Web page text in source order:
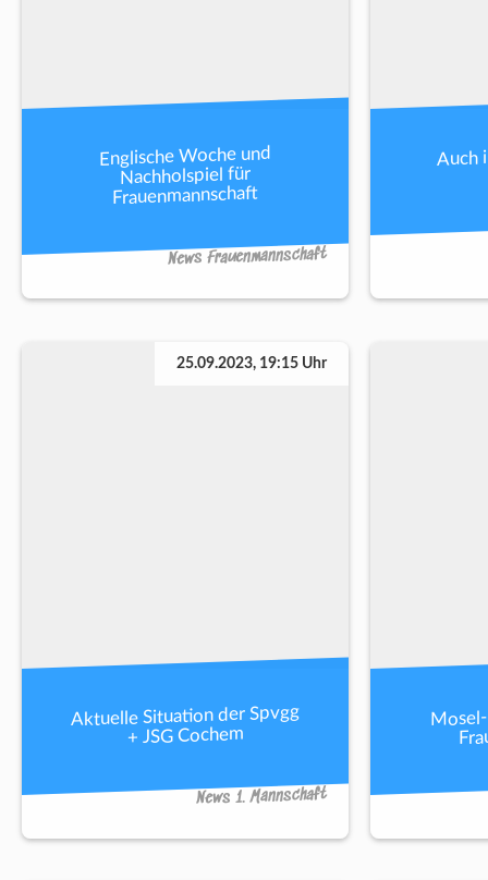
Englische Woche und
Nachholspiel für
Frauenmannschaft
News Frauenmannschaft
Auch
25.09.2023, 19:15 Uhr
Aktuelle Situation der Spvgg
+ JSG Cochem
News 1. Mannschaft